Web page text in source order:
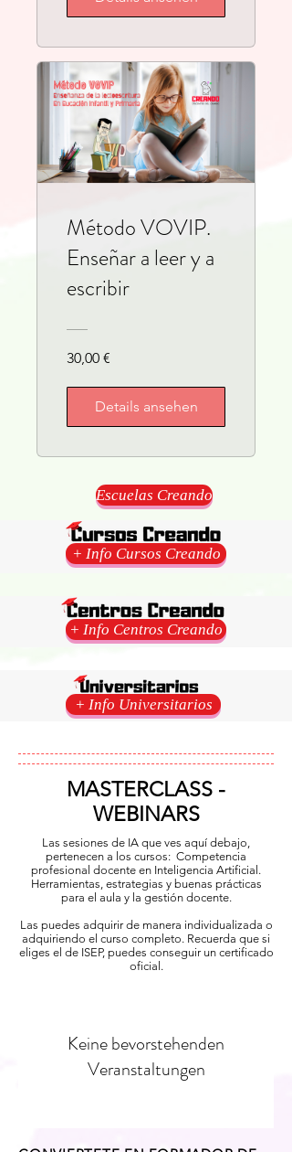
Método VOVIP.
Enseñar a leer y a
escribir
30,00 €
Details ansehen
Escuelas Creando
+ Info Cursos Creando
+ Info Centros Creando
+ Info Universitarios
MASTERCLASS -
WEBINARS
Las sesiones de IA que ves aquí debajo,
pertenecen a los cursos: Competencia
profesional docente en Inteligencia Artificial.
Herramientas, estrategias y buenas prácticas
para el aula y la gestión docente.
​Las puedes adquirir de manera individualizada o
adquiriendo el curso completo. Recuerda que si
eliges el de ISEP, puedes conseguir un certificado
oficial.
Keine bevorstehenden
Veranstaltungen